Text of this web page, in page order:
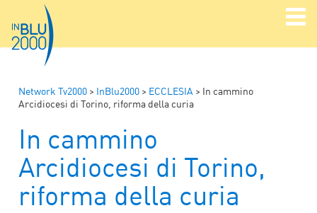
Network Tv2000 > InBlu2000 > ECCLESIA > In cammino
Arcidiocesi di Torino, riforma della curia
In cammino
Arcidiocesi di Torino,
riforma della curia